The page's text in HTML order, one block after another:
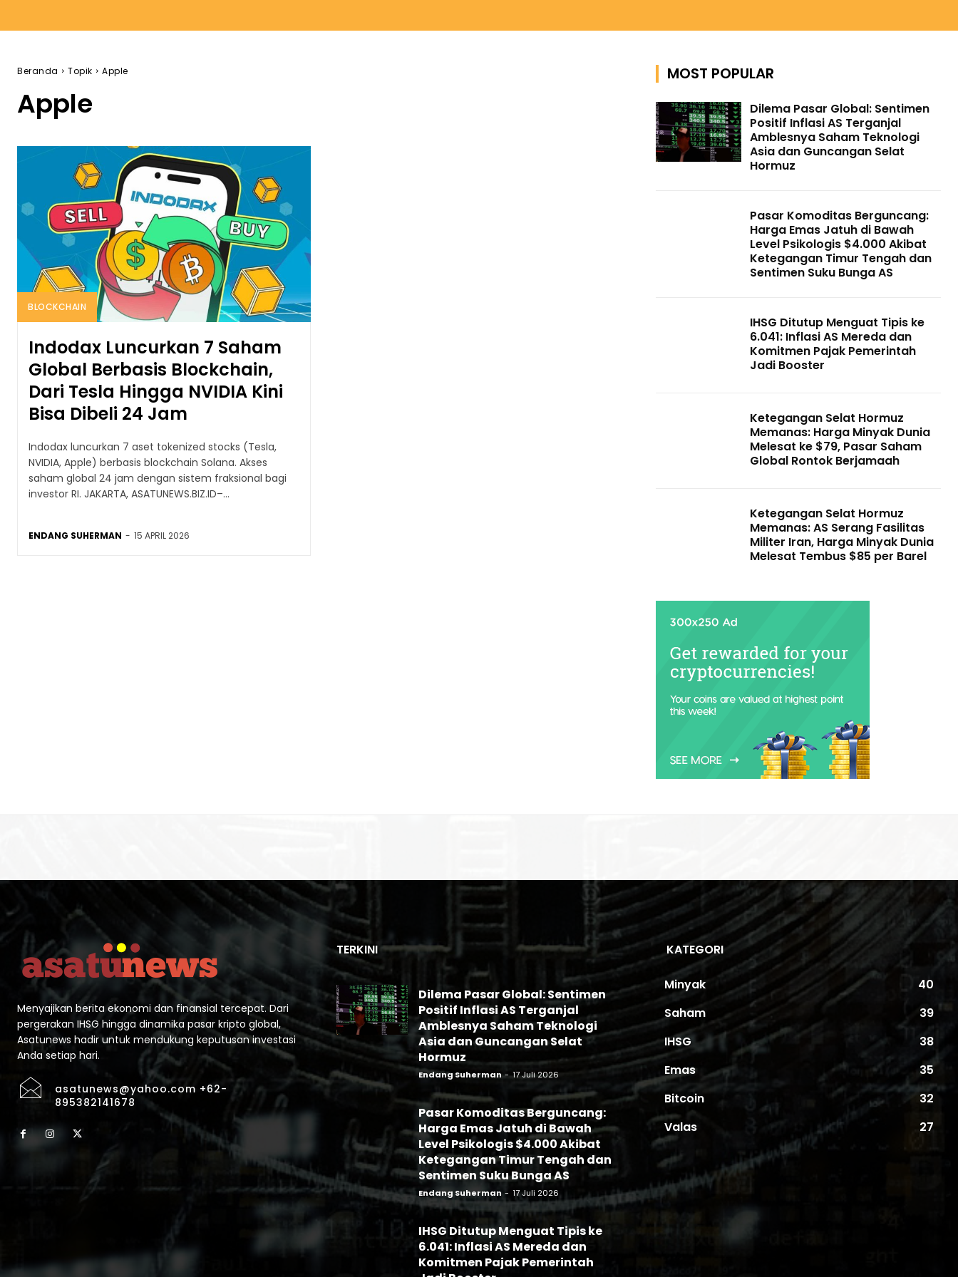
Beranda Topik Apple
Apple
BLOCKCHAIN
Indodax Luncurkan 7 Saham
Global Berbasis Blockchain,
Dari Tesla Hingga NVIDIA Kini
Bisa Dibeli 24 Jam
Indodax luncurkan 7 aset tokenized stocks (Tesla,
NVIDIA, Apple) berbasis blockchain Solana. Akses
saham global 24 jam dengan sistem fraksional bagi
investor RI. JAKARTA, ASATUNEWS.BIZ.ID–...
ENDANG SUHERMAN - 15 APRIL 2026
MOST POPULAR
Dilema Pasar Global: Sentimen
Positif Inflasi AS Terganjal
Amblesnya Saham Teknologi
Asia dan Guncangan Selat
Hormuz
Pasar Komoditas Berguncang:
Harga Emas Jatuh di Bawah
Level Psikologis $4.000 Akibat
Ketegangan Timur Tengah dan
Sentimen Suku Bunga AS
IHSG Ditutup Menguat Tipis ke
6.041: Inflasi AS Mereda dan
Komitmen Pajak Pemerintah
Jadi Booster
Ketegangan Selat Hormuz
Memanas: Harga Minyak Dunia
Melesat ke $79, Pasar Saham
Global Rontok Berjamaah
Ketegangan Selat Hormuz
Memanas: AS Serang Fasilitas
Militer Iran, Harga Minyak Dunia
Melesat Tembus $85 per Barel
Menyajikan berita ekonomi dan finansial tercepat. Dari
pergerakan IHSG hingga dinamika pasar kripto global,
Asatunews hadir untuk mendukung keputusan investasi
Anda setiap hari.
asatunews@yahoo.com +62-
895382141678
TERKINI
Dilema Pasar Global: Sentimen
Positif Inflasi AS Terganjal
Amblesnya Saham Teknologi
Asia dan Guncangan Selat
Hormuz
Endang Suherman - 17 Juli 2026
Pasar Komoditas Berguncang:
Harga Emas Jatuh di Bawah
Level Psikologis $4.000 Akibat
Ketegangan Timur Tengah dan
Sentimen Suku Bunga AS
Endang Suherman - 17 Juli 2026
IHSG Ditutup Menguat Tipis ke
6.041: Inflasi AS Mereda dan
Komitmen Pajak Pemerintah
KATEGORI
Minyak
40
Saham
39
IHSG
38
Emas
35
Bitcoin
32
Valas
27